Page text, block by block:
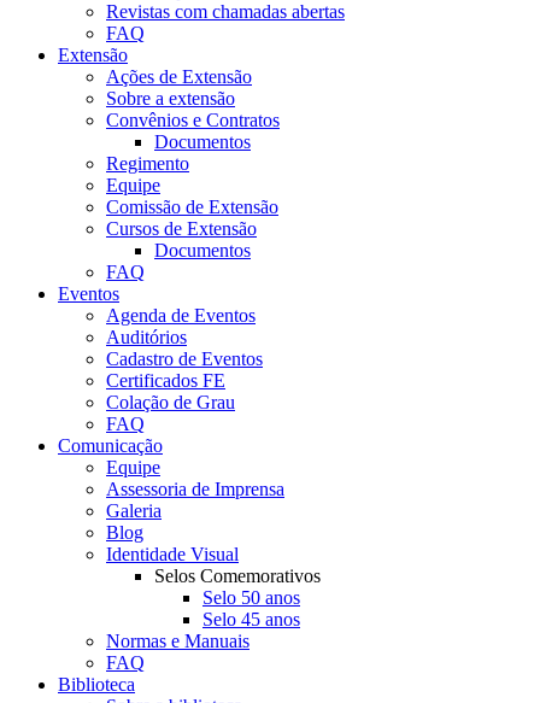
Revistas com chamadas abertas
FAQ
Extensão
Ações de Extensão
Sobre a extensão
Convênios e Contratos
Documentos
Regimento
Equipe
Comissão de Extensão
Cursos de Extensão
Documentos
FAQ
Eventos
Agenda de Eventos
Auditórios
Cadastro de Eventos
Certificados FE
Colação de Grau
FAQ
Comunicação
Equipe
Assessoria de Imprensa
Galeria
Blog
Identidade Visual
Selos Comemorativos
Selo 50 anos
Selo 45 anos
Normas e Manuais
FAQ
Biblioteca